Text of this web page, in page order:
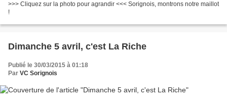
>>> Cliquez sur la photo pour agrandir <<< Sorignois, montrons notre maillot
!
Dimanche 5 avril, c'est La Riche
Publié le 30/03/2015 à 01:18
Par VC Sorignois